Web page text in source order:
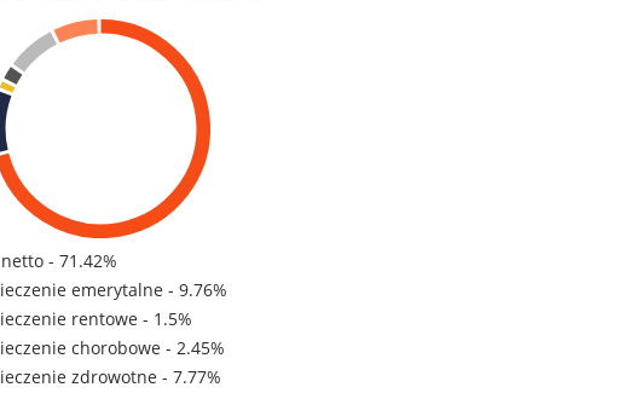
- 71.42%
emerytalne - 9.76%
rentowe - 1.5%
chorobowe - 2.45%
zdrowotne - 7.77%